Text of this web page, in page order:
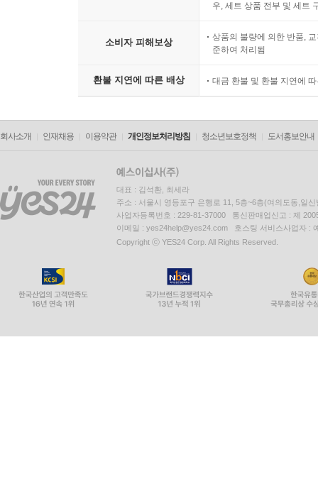
우, 세트 상품 전부 및 세트
소비자 피해보상
상품의 불량에 의한 반품,
준하여 처리됨
환불 지연에 따른 배상 대금 환불 및 환불 지연에
회사소개 인재채용 이용약관 개인정보처리방침 청소년보호정책 도서홍보안내
대표 : 김석환, 최세라
주소 : 서울시 영등포구 은행로 11, 5층~6층(여의도동,일신
사업자등록번호 : 229-81-37000 통신판매업신고 : 제
이메일 : yes24help@yes24.com 호스팅 서비스사업자 :
Copyright ⓒ YES24 Corp. All Rights Reserved.